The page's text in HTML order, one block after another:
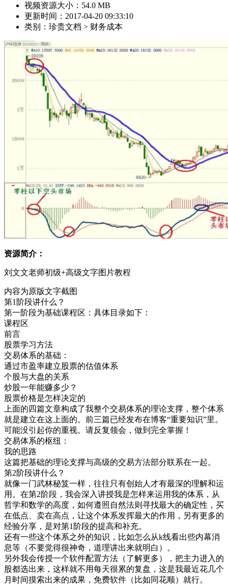
视频资源大小：54.0 MB
更新时间：2017-04-20 09:33:10
类别：珍贵文档 > 财务成本
资源简介：
刘文文老师初级+高级文字图片教程
内容为原版文字截图
第1阶段讲什么？
第一阶段为基础课程区：具体目录如下：
课程区
前言
股票学习方法
交易体系的基础：
通过市盈率建立股票的估值体系
个股与大盘的关系
炒股一年能赚多少？
股票价格是怎样决定的
上面的四篇文章构成了我整个交易体系的理论支撑，整个体系
就是建立在这上面的。前三篇已经发布在博客“重要知识”里。
可能没引起你的重视。请反复领会，做到完全掌握！
交易体系的枢纽：
我的思路
这篇把基础的理论支撑与高级的交易方法部分联系在一起。
第2阶段讲什么？
就像一门武林秘笈一样，往往只有创始人才有最深的理解和运
用。在第2阶段，我会深入讲授我是怎样来运用我的体系，从
哲学和数学的高度，如何遵照自然法则寻找最大的确定性，买
在低点、卖在高点，让这个体系发挥最大的作用，另有更多的
经验分享，是对第1阶段的提高和补充。
还有一些这个体系之外的知识，比如怎么从k线看出些内幕消
息等（不要觉得很神奇，道理讲出来就明白）。
另外我会传授一个软件配置方法（了解更多），把主力进入的
股都选出来，这样就不用每天很累的复盘，这是我最近花几个
月时间摸索出来的成果，免费软件（比如同花顺）就行。